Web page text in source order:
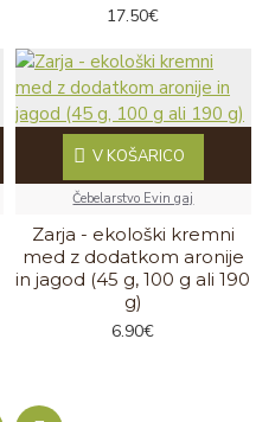
17.50€
Čebelarstvo Evin gaj
Zarja - ekološki kremni
med z dodatkom aronije
in jagod (45 g, 100 g ali 190
g)
6.90€
V KOŠARICO